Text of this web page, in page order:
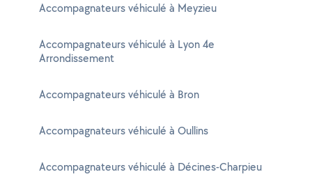
Accompagnateurs véhiculé à Meyzieu
Accompagnateurs véhiculé à Lyon 4e
Arrondissement
Accompagnateurs véhiculé à Bron
Accompagnateurs véhiculé à Oullins
Accompagnateurs véhiculé à Décines-Charpieu